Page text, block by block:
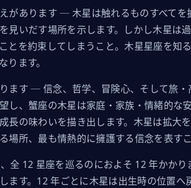
があります ─ 木星は触れるものすべて
見いだす場所を示します。しかし木星は
とを約束してしまうこと。木星星座を知
ります。
ます ─ 信念、哲学、冒険心、そして旅
し、蟹座の木星は家庭・家族・情緒的な
長の味わいを描き出します。木星は拡大
場所、最も情熱的に擁護する信念を表すこ
全 12 星座を巡るのにおよそ 12 年かかり
ます。12 年ごとに木星は出生時の位置